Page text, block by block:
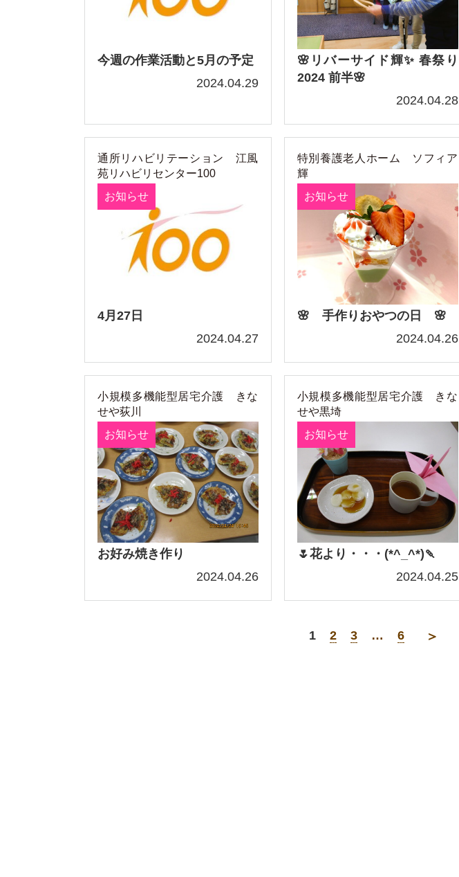
今週の作業活動と5月の予定
2024.04.29
🌸リバーサイド輝✨ 春祭り
2024 前半🌸
2024.04.28
通所リハビリテーション 江風
苑リハビリセンター100
お知らせ
4月27日
2024.04.27
特別養護老人ホーム ソフィア
輝
お知らせ
🌸 手作りおやつの日 🌸
2024.04.26
小規模多機能型居宅介護 きな
せや荻川
お知らせ
お好み焼き作り
2024.04.26
小規模多機能型居宅介護 きな
せや黒埼
お知らせ
🌷花より・・・(*^_^*)🍡
2024.04.25
1 2 3 … 6 ＞